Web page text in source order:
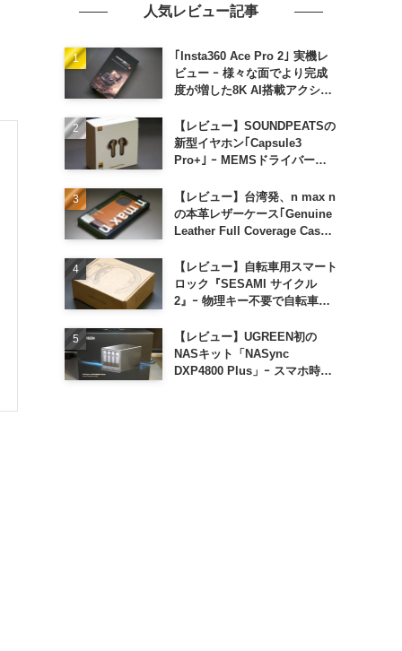
人気レビュー記事
｢Insta360 Ace Pro 2｣ 実機レ
ビュー ｰ 様々な面でより完成
度が増した8K AI搭載アクショ
【レビュー】SOUNDPEATSの
新型イヤホン｢Capsule3
Pro+｣ ｰ MEMSドライバー搭
【レビュー】台湾発、n max n
の本革レザーケース｢Genuine
Leather Full Coverage Case
【レビュー】自転車用スマート
ロック『SESAMI サイクル
2』ｰ 物理キー不要で自転車の
【レビュー】UGREEN初の
NASキット「NASync
DXP4800 Plus」ｰ スマホ時代